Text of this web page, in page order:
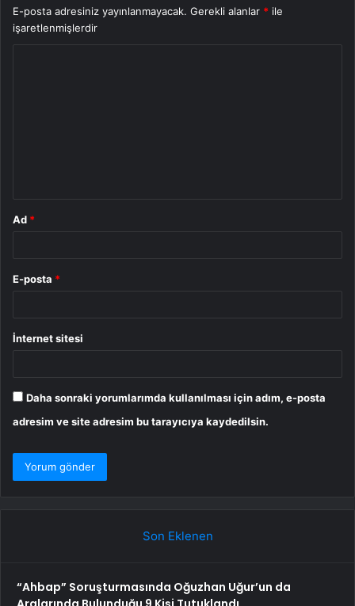
E-posta adresiniz yayınlanmayacak. Gerekli alanlar * ile
işaretlenmişlerdir
Ad *
E-posta *
İnternet sitesi
Daha sonraki yorumlarımda kullanılması için adım, e-posta
adresim ve site adresim bu tarayıcıya kaydedilsin.
Son Eklenen
“Ahbap” Soruşturmasında Oğuzhan Uğur’un da